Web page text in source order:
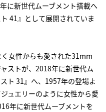
に新世代ムーブメント搭載へ
41』として展開されていま
女性からも愛された31mm
ストが、2018年に新世代ム
ト 31』へ、1957年の登場よ
ュエリーのように女性から愛
年に新世代ムーブメントを